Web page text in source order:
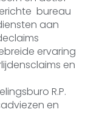
bureau
aan
ervaring
en
R.P.
en